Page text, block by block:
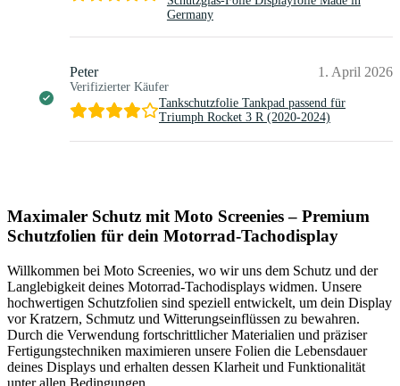
Germany
Peter
Verifizierter Käufer
1. April 2026
Tankschutzfolie Tankpad passend für
Triumph Rocket 3 R (2020-2024)
Maximaler Schutz mit Moto Screenies – Premium
Schutzfolien für dein Motorrad-Tachodisplay
Willkommen bei Moto Screenies, wo wir uns dem Schutz und der
Langlebigkeit deines Motorrad-Tachodisplays widmen. Unsere
hochwertigen Schutzfolien sind speziell entwickelt, um dein Display
vor Kratzern, Schmutz und Witterungseinflüssen zu bewahren.
Durch die Verwendung fortschrittlicher Materialien und präziser
Fertigungstechniken maximieren unsere Folien die Lebensdauer
deines Displays und erhalten dessen Klarheit und Funktionalität
unter allen Bedingungen.